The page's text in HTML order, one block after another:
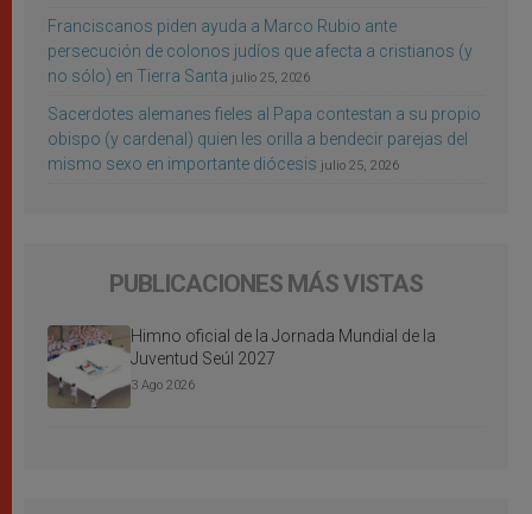
Franciscanos piden ayuda a Marco Rubio ante
persecución de colonos judíos que afecta a cristianos (y
no sólo) en Tierra Santa julio 25, 2026
Sacerdotes alemanes fieles al Papa contestan a su propio
obispo (y cardenal) quien les orilla a bendecir parejas del
mismo sexo en importante diócesis julio 25, 2026
PUBLICACIONES MÁS VISTAS
Himno oficial de la Jornada Mundial de la
Juventud Seúl 2027
3 Ago 2026